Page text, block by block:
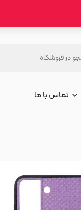
تماس با ما